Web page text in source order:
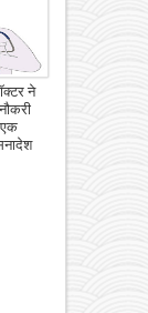
ने
एक